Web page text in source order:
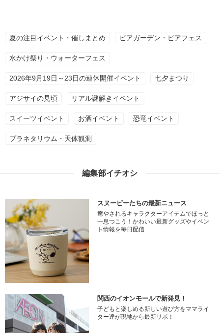
夏の注目イベント・催しまとめ ビアガーデン・ビアフェス
水かけ祭り・ウォーターフェス
2026年9月19日～23日の連休開催イベント 七夕まつり
アジサイの見頃 リアル謎解きイベント
スイーツイベント お酒イベント 恐竜イベント
プラネタリウム・天体観測
編集部イチオシ
スヌーピーたちの最新ニュース
癒やされるキャラクターアイテムでほっと
一息つこう！かわいい最新グッズやイベン
ト情報を毎日配信
関西のイオンモールで新発見！
子どもと楽しめる新しい遊び方をママライ
ター達が現地から最新リポ！